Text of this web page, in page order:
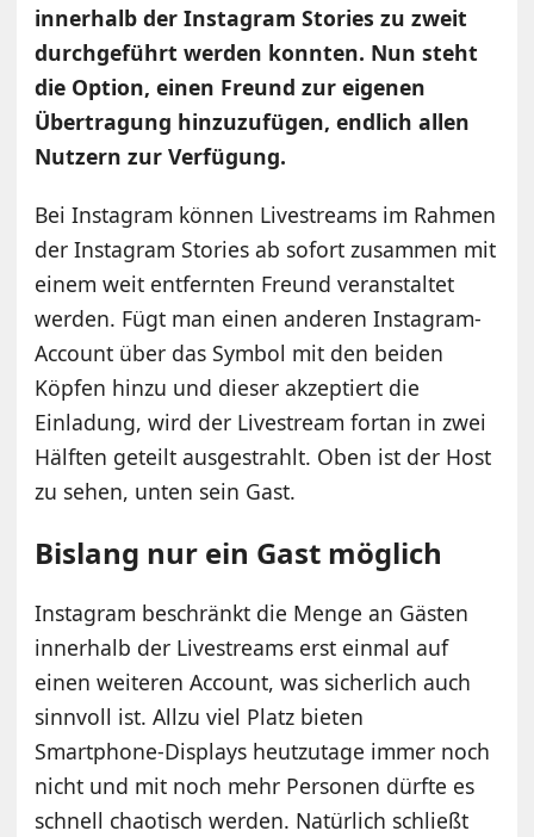
innerhalb der Instagram Stories zu zweit
durchgeführt werden konnten. Nun steht
die Option, einen Freund zur eigenen
Übertragung hinzuzufügen, endlich allen
Nutzern zur Verfügung.
Bei Instagram können Livestreams im Rahmen
der Instagram Stories ab sofort zusammen mit
einem weit entfernten Freund veranstaltet
werden. Fügt man einen anderen Instagram-
Account über das Symbol mit den beiden
Köpfen hinzu und dieser akzeptiert die
Einladung, wird der Livestream fortan in zwei
Hälften geteilt ausgestrahlt. Oben ist der Host
zu sehen, unten sein Gast.
Bislang nur ein Gast möglich
Instagram beschränkt die Menge an Gästen
innerhalb der Livestreams erst einmal auf
einen weiteren Account, was sicherlich auch
sinnvoll ist. Allzu viel Platz bieten
Smartphone-Displays heutzutage immer noch
nicht und mit noch mehr Personen dürfte es
schnell chaotisch werden. Natürlich schließt